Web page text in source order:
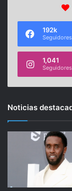
192k
Seguidores
1,041
Seguidores
Noticias